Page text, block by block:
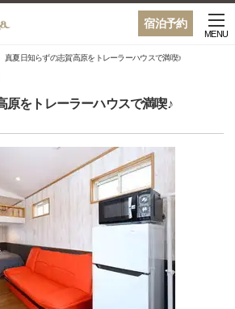
宿泊予約
MENU
真夏日知らずの志賀高原をトレーラーハウスで満喫♪
原をトレーラーハウスで満喫♪